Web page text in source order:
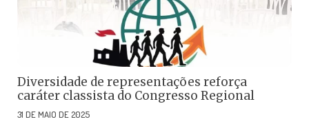
Diversidade de representações reforça
caráter classista do Congresso Regional
31 DE MAIO DE 2025